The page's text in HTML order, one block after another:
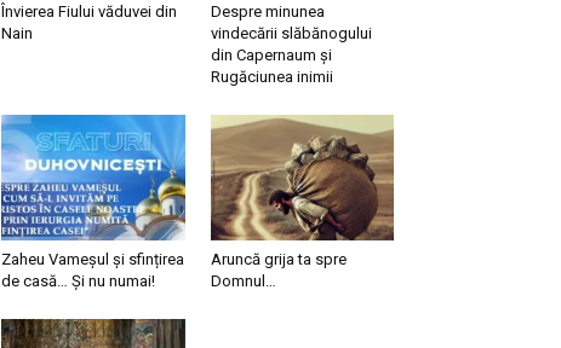
Învierea Fiului văduvei din
Nain
Despre minunea
vindecării slăbănogului
din Capernaum și
Rugăciunea inimii
Zaheu Vameșul și sfințirea
de casă… Și nu numai!
Aruncă grija ta spre
Domnul…